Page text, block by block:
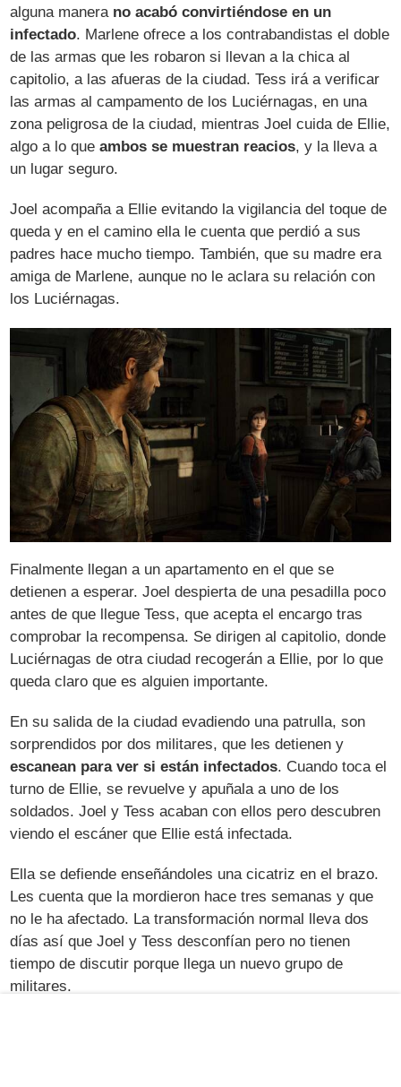
alguna manera no acabó convirtiéndose en un
infectado. Marlene ofrece a los contrabandistas el doble
de las armas que les robaron si llevan a la chica al
capitolio, a las afueras de la ciudad. Tess irá a verificar
las armas al campamento de los Luciérnagas, en una
zona peligrosa de la ciudad, mientras Joel cuida de Ellie,
algo a lo queambos se muestran reacios, y la lleva a
un lugar seguro.
Joel acompaña a Ellie evitando la vigilancia del toque de
queda y en el camino ella le cuenta que perdió a sus
padres hace mucho tiempo. También, que su madre era
amiga de Marlene, aunque no le aclara su relación con
los Luciérnagas.
Finalmente llegan a un apartamento en el que se
detienen a esperar. Joel despierta de una pesadilla poco
antes de que llegue Tess, que acepta el encargo tras
comprobar la recompensa. Se dirigen al capitolio, donde
Luciérnagas de otra ciudad recogerán a Ellie, por lo que
queda claro que es alguien importante.
En su salida de la ciudad evadiendo una patrulla, son
sorprendidos por dos militares, que les detienen y
escanean para ver si están infectados. Cuando toca el
turno de Ellie, se revuelve y apuñala a uno de los
soldados. Joel y Tess acaban con ellos pero descubren
viendo el escáner que Ellie está infectada.
Ella se defiende enseñándoles una cicatriz en el brazo.
Les cuenta que la mordieron hace tres semanas y que
no le ha afectado. La transformación normal lleva dos
días así que Joel y Tess desconfían pero no tienen
tiempo de discutir porque llega un nuevo grupo de
militares.